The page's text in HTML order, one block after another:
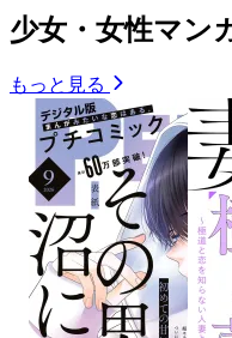
少女・女性マン
もっと見る